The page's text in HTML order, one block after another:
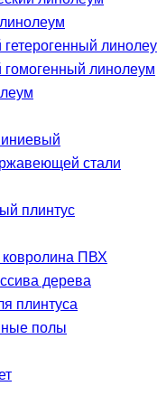
линолеум
стали
плинтус
ПВХ
дерева
плинтуса
полы